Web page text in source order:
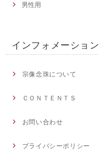
男性用
インフォメーション
宗像念珠について
ＣＯＮＴＥＮＴＳ
お問い合わせ
プライバシーポリシー